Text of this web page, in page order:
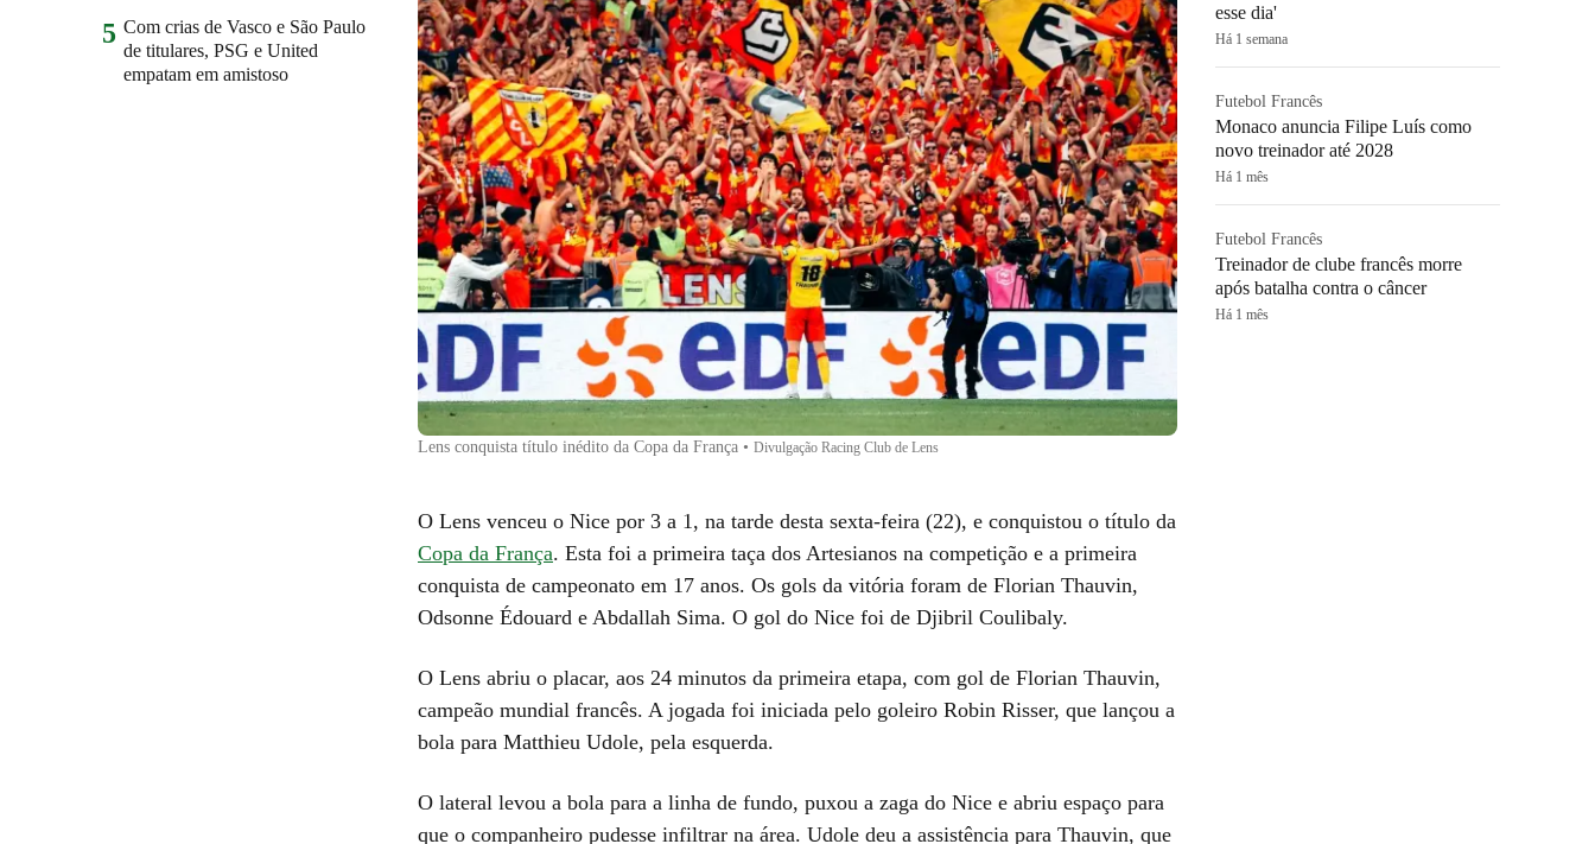
Lens conquista título inédito da Copa da França • Divulgação Racing Club de Lens
O Lens venceu o Nice por 3 a 1, na tarde desta sexta-feira (22), e conquistou o título da
Copa da França. Esta foi a primeira taça dos Artesianos na competição e a primeira
conquista de campeonato em 17 anos. Os gols da vitória foram de Florian Thauvin,
Odsonne Édouard e Abdallah Sima. O gol do Nice foi de Djibril Coulibaly.
O Lens abriu o placar, aos 24 minutos da primeira etapa, com gol de Florian Thauvin,
campeão mundial francês. A jogada foi iniciada pelo goleiro Robin Risser, que lançou a
bola para Matthieu Udole, pela esquerda.
O lateral levou a bola para a linha de fundo, puxou a zaga do Nice e abriu espaço para
que o companheiro pudesse infiltrar na área. Udole deu a assistência para Thauvin, que
5 Com crias de Vasco e São Paulo
de titulares, PSG e United
empatam em amistoso
esse dia'
Há 1 semana
Futebol Francês
Monaco anuncia Filipe Luís como
novo treinador até 2028
Há 1 mês
Futebol Francês
Treinador de clube francês morre
após batalha contra o câncer
Há 1 mês